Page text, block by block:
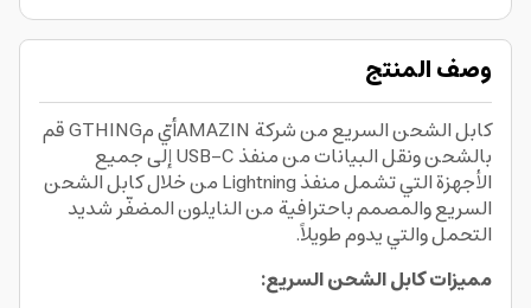
وصف المنتج
كابل الشحن السريع من شركة AMAZINأيّ مGTHING قم
بالشحن ونقل البيانات من منفذ USB-C إلى جميع
الأجهزة التي تشمل منفذ Lightning من خلال كابل الشحن
السريع والمصمم باحترافية من النايلون المضفّر شديد
التحمل والتي يدوم طويلاً.
مميزات كابل الشحن السريع: